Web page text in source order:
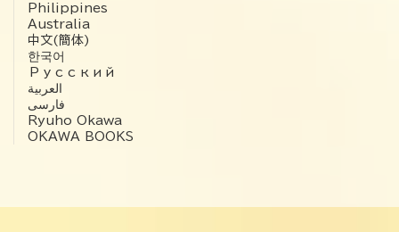
Philippines
Australia
中文(簡体)
한국어
Русский
العربية‏
فارسی
Ryuho Okawa
OKAWA BOOKS